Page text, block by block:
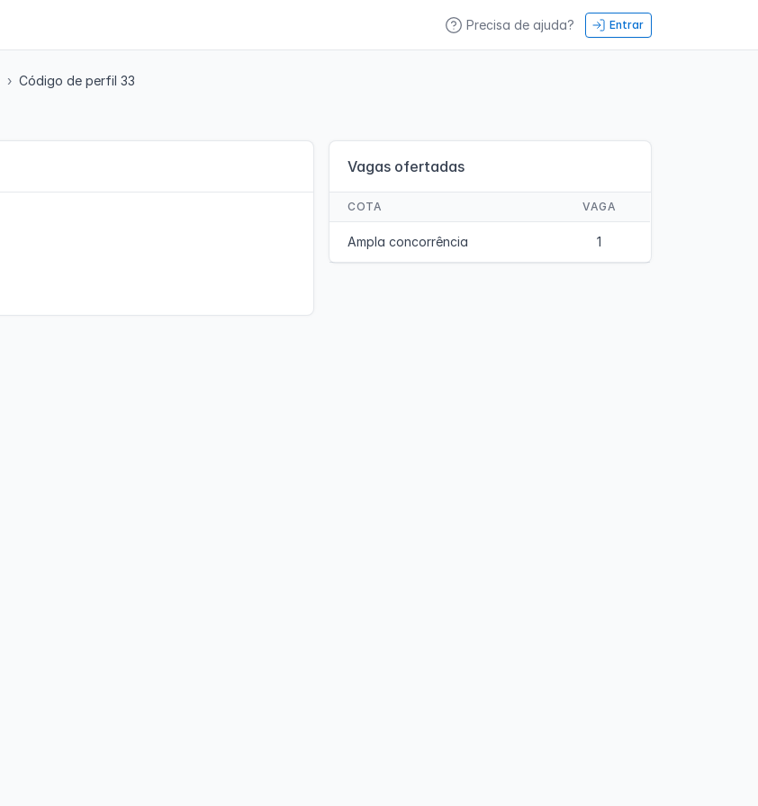
Entrar
Precisa de ajuda?
Código de perfil 33
Vagas ofertadas
COTA VAGA
Ampla concorrência 1